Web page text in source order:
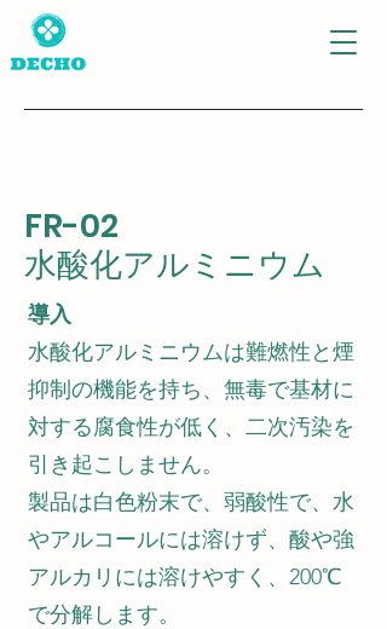
FR-02
水酸化アルミニウム
導入
水酸化アルミニウムは難燃性と煙
抑制の機能を持ち、無毒で基材に
対する腐食性が低く、二次汚染を
引き起こしません。
製品は白色粉末で、弱酸性で、水
やアルコールには溶けず、酸や強
アルカリには溶けやすく、200℃
で分解します。